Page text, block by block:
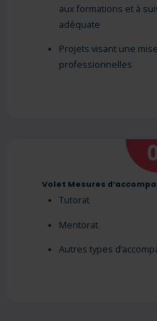
aux formations et à
adéquate
Projets visant une
professionnelles
Volet Mesures
Tutorat
Mentorat
Autres types